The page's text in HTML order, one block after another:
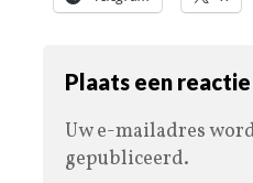
Plaats een reactie
Uw e-mailadres
gepubliceerd.